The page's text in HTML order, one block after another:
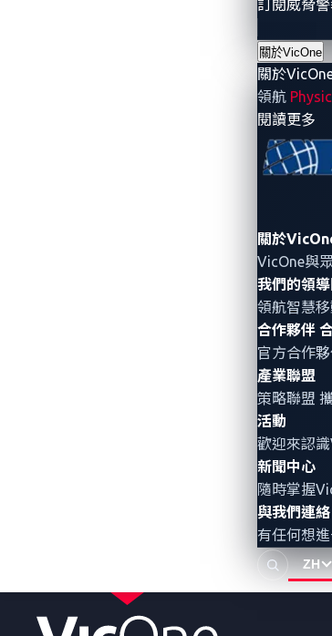
訂閱威脅
關於VicOne
關於
領航
閱讀更多
關於
VicOne與
我們的領
領航智慧
合作夥伴
官方合作
產業聯盟
策略聯盟
活動
歡迎來認
新聞中心
隨時掌握
與我們連絡
有任何想
ZH
VicOne
是車用資
全。作為 Trend
力與深度威脅洞